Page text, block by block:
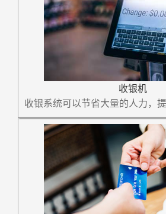
收银机
收银系统可以节省大量的人力，提